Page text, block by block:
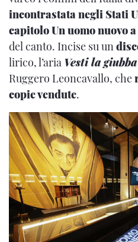
incontrastata negli Stati
capitolo Un uomo nuovo a
del canto. Incise su un
lirico, l’aria Vesti la giubba
Ruggero Leoncavallo, che
copie vendute.